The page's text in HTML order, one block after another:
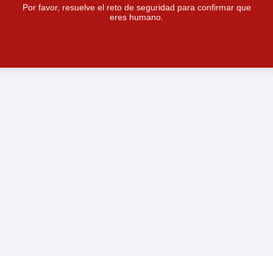
Por favor, resuelve el reto de seguridad para confirmar que
eres humano.